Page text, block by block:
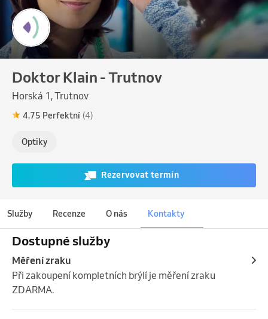
Doktor Klain - Trutnov
Horská 1, Trutnov
4.75 Perfektní (4)
Optiky
Rezervovat termín
Služby Recenze O nás Kontakty
Dostupné služby
Měření zraku
Při zakoupení kompletních brýlí je měření zraku
ZDARMA.